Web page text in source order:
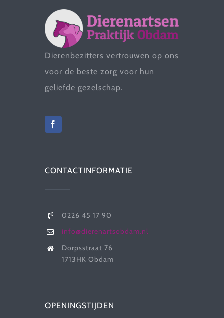
Dierenbezitters vertrouwen op ons
voor de beste zorg voor hun
geliefde gezelschap.
CONTACTINFORMATIE
0226 45 17 90
info@dierenartsobdam.nl
Dorpsstraat 76
1713HK Obdam
OPENINGSTIJDEN